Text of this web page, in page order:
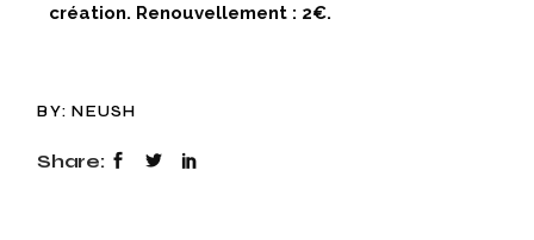
création. Renouvellement : 2€.
BY: NEUSH
Share: